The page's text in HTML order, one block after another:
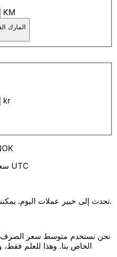
KM
المارك
kr
سعر السوق المتوسط في 04:00 UTC
تحدث إلى خبير عملات اليوم.يمكننا التفوق على أسعار المنافسين.
نحن نستخدم متوسط سعر
الخاص بنا. وهذا للعلم